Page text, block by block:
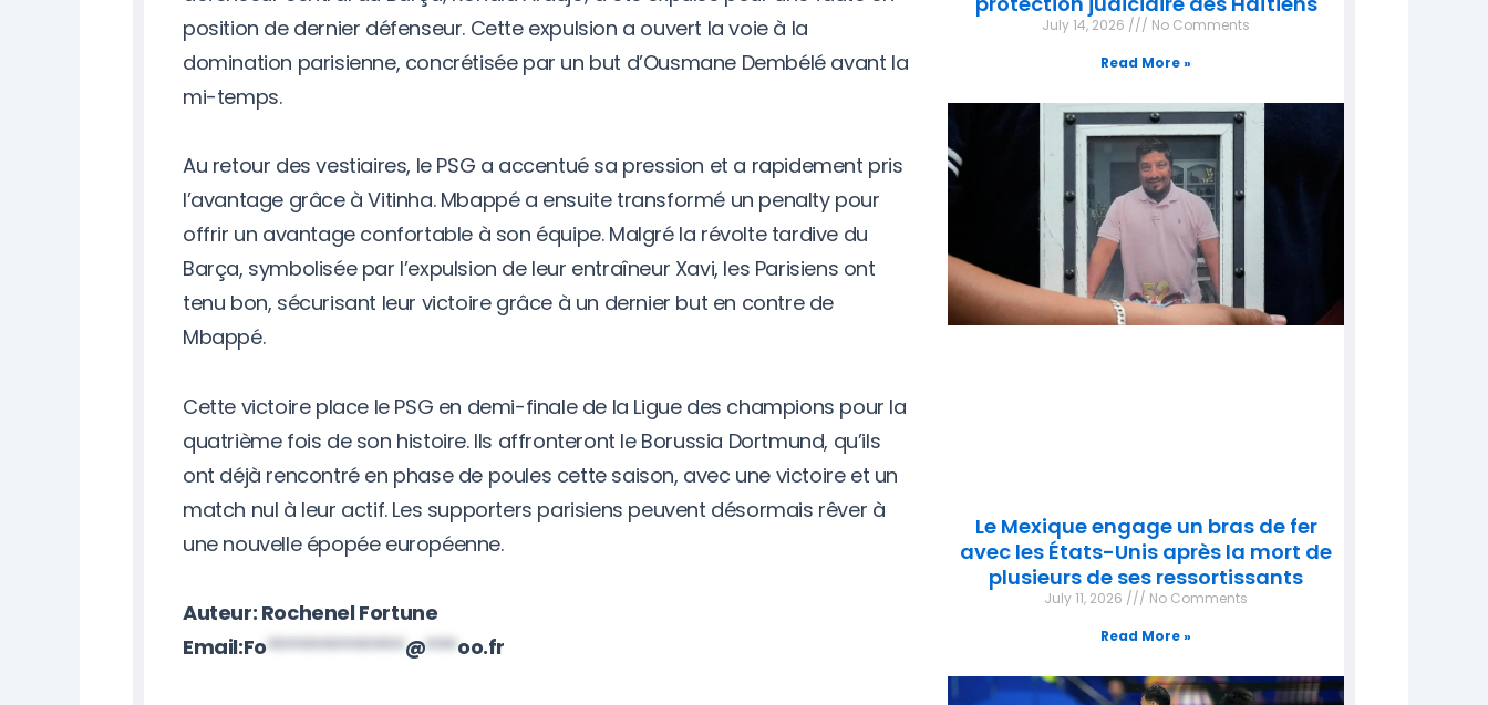
position de dernier défenseur. Cette expulsion a ouvert la voie à la
domination parisienne, concrétisée par un but d’Ousmane Dembélé avant la
mi-temps.
Au retour des vestiaires, le PSG a accentué sa pression et a rapidement pris
l’avantage grâce à Vitinha. Mbappé a ensuite transformé un penalty pour
offrir un avantage confortable à son équipe. Malgré la révolte tardive du
Barça, symbolisée par l’expulsion de leur entraîneur Xavi, les Parisiens ont
tenu bon, sécurisant leur victoire grâce à un dernier but en contre de
Mbappé.
Cette victoire place le PSG en demi-finale de la Ligue des champions pour la
quatrième fois de son histoire. Ils affronteront le Borussia Dortmund, qu’ils
ont déjà rencontré en phase de poules cette saison, avec une victoire et un
match nul à leur actif. Les supporters parisiens peuvent désormais rêver à
une nouvelle épopée européenne.
Auteur: Rochenel Fortune
Email:Fo*************@***oo.fr
July 14, 2026
No Comments
Read More »
Le Mexique engage un bras de fer
avec les États-Unis après la mort de
plusieurs de ses ressortissants
July 11, 2026
No Comments
Read More »